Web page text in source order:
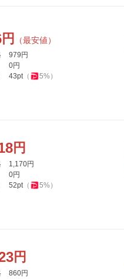
円 （最安値）
979 円
0円
43pt（ 5%）
円
1,170円
0円
52pt（ 5%）
円
860円